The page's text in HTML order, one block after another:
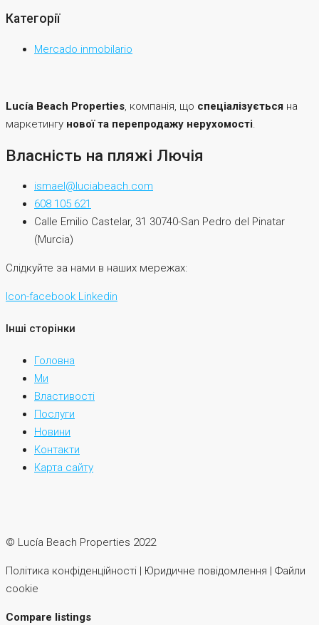
Категорії
Mercado inmobilario
Lucía Beach Properties, компанія, що спеціалізується на
маркетингу нової та перепродажу нерухомості.
Власність на пляжі Лючія
ismael@luciabeach.com
608 105 621
Calle Emilio Castelar, 31 30740-San Pedro del Pinatar
(Murcia)
Слідкуйте за нами в наших мережах:
Icon-facebook Linkedin
Інші сторінки
Головна
Ми
Властивості
Послуги
Новини
Контакти
Карта сайту
© Lucía Beach Properties 2022
Політика конфіденційності | Юридичне повідомлення | Файли
cookie
Compare listings